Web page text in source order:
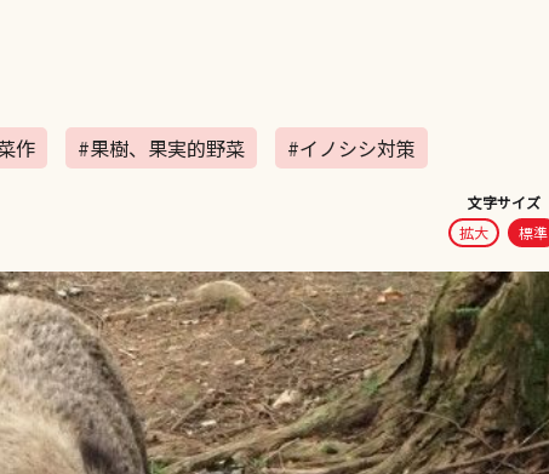
作 #果樹、果実的野菜 #イノシシ対策
文字サイズ
拡大
標準